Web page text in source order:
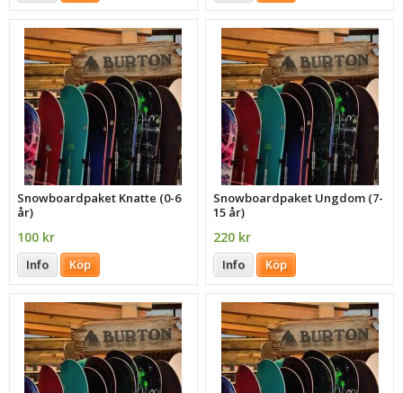
Snowboardpaket Knatte (0-6
år)
100 kr
Info Köp
Snowboardpaket Ungdom (7-
15 år)
220 kr
Info Köp